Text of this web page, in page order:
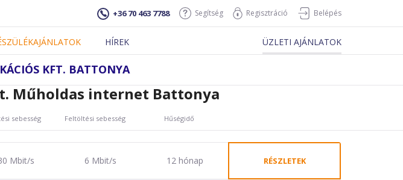
+36 70 463 7788 Segítség Regisztráció Belépés
HÍREK ÜZLETI AJÁNLATOK
KFT. BATTONYA
Műholdas internet Battonya
sebesség Feltöltési sebesség Hűségidő
Mbit/s 6 Mbit/s 12 hónap RÉSZLETEK